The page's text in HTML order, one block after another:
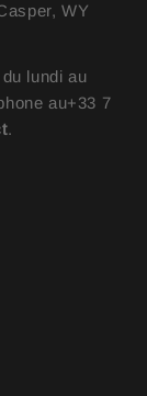
WY
lundi au
au+33 7
.